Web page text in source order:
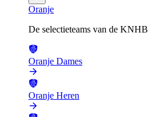
Oranje
De selectieteams van de KNHB
Oranje Dames
Oranje Heren